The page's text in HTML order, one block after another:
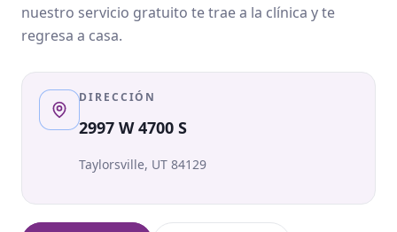
nuestro servicio gratuito te trae a la clínica y te
regresa a casa.
DIRECCIÓN
2997 W 4700 S
Taylorsville, UT 84129